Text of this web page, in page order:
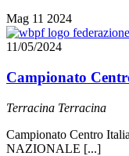
Mag 11 2024
11/05/2024
Campionato
Terracina Terracina
Campionato Centro
NAZIONALE [...]